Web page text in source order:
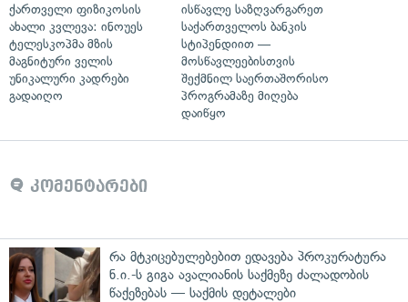
ქართველი ფიზიკოსის
ახალი კვლევა: ინოუეს
ტელესკოპმა მზის
მაგნიტური ველის
უნიკალური კადრები
გადაიღო
ისწავლე საზღვარგარეთ
საქართველოს ბანკის
სტიპენდიით —
მოსწავლეებისთვის
შექმნილ საერთაშორისო
პროგრამაზე მიღება
დაიწყო
კომენტარები
რა მტკიცებულებებით ედავება პროკურატურა
ნ.ი.-ს გიგა ავალიანის საქმეზე ძალადობის
წაქეზებას — საქმის დეტალები